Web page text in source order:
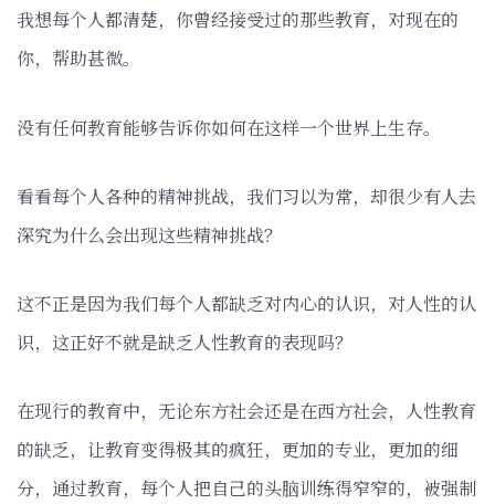
我想每个人都清楚，你曾经接受过的那些教育，对现在的
你，帮助甚微。
没有任何教育能够告诉你如何在这样一个世界上生存。
看看每个人各种的精神挑战，我们习以为常，却很少有人去
深究为什么会出现这些精神挑战？
这不正是因为我们每个人都缺乏对内心的认识，对人性的认
识，这正好不就是缺乏人性教育的表现吗？
在现行的教育中，无论东方社会还是在西方社会，人性教育
的缺乏，让教育变得极其的疯狂，更加的专业，更加的细
分，通过教育，每个人把自己的头脑训练得窄窄的，被强制